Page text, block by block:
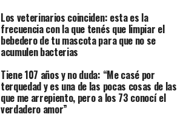
Los veterinarios coinciden: esta es la
frecuencia con la que tenés que limpiar el
bebedero de tu mascota para que no se
acumulen bacterias
Tiene 107 años y no duda: “Me casé por
terquedad y es una de las pocas cosas de las
que me arrepiento, pero a los 73 conocí el
verdadero amor”